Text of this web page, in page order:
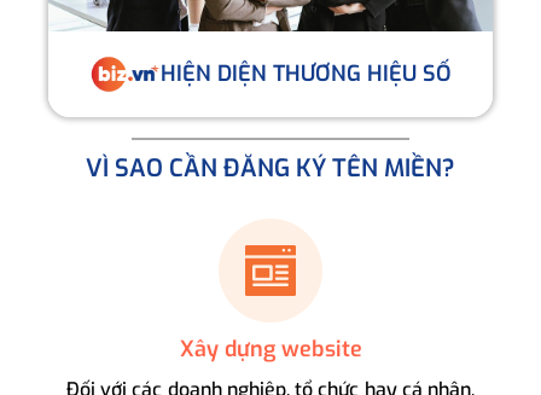
HIỆN DIỆN THƯƠNG HIỆU SỐ
VÌ SAO CẦN ĐĂNG KÝ TÊN MIỀN?
Xây dựng website
Đối với các doanh nghiệp, tổ chức hay cá nhân,